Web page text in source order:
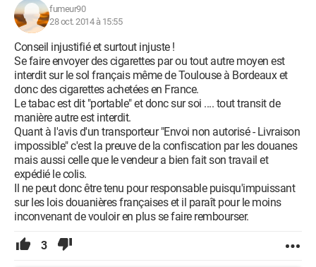
fumeur90
28 oct. 2014 à 15:55
Conseil injustifié et surtout injuste !
Se faire envoyer des cigarettes par ou tout autre moyen est
interdit sur le sol français même de Toulouse à Bordeaux et
donc des cigarettes achetées en France.
Le tabac est dit "portable" et donc sur soi .... tout transit de
manière autre est interdit.
Quant à l'avis d'un transporteur "Envoi non autorisé - Livraison
impossible" c'est la preuve de la confiscation par les douanes
mais aussi celle que le vendeur a bien fait son travail et
expédié le colis.
Il ne peut donc être tenu pour responsable puisqu'impuissant
sur les lois douanières françaises et il paraît pour le moins
inconvenant de vouloir en plus se faire rembourser.
3